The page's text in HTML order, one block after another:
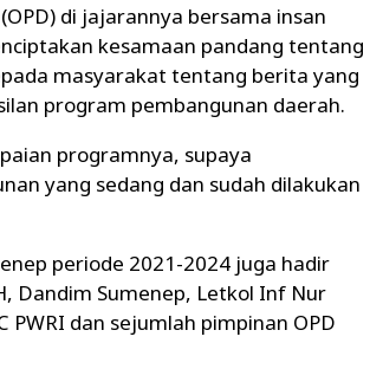
di jajarannya bersama insan
kesamaan pandang tentang
masyarakat tentang berita yang
program pembangunan daerah.
programnya, supaya
yang sedang dan sudah dilakukan
periode 2021-2024 juga hadir
Dandim Sumenep, Letkol Inf Nur
PWRI dan sejumlah pimpinan OPD